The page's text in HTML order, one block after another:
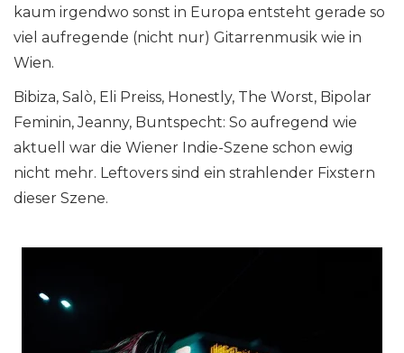
kaum irgendwo sonst in Europa entsteht gerade so
viel aufregende (nicht nur) Gitarrenmusik wie in
Wien.
Bibiza, Salò, Eli Preiss, Honestly, The Worst, Bipolar
Feminin, Jeanny, Buntspecht: So aufregend wie
aktuell war die Wiener Indie-Szene schon ewig
nicht mehr. Leftovers sind ein strahlender Fixstern
dieser Szene.